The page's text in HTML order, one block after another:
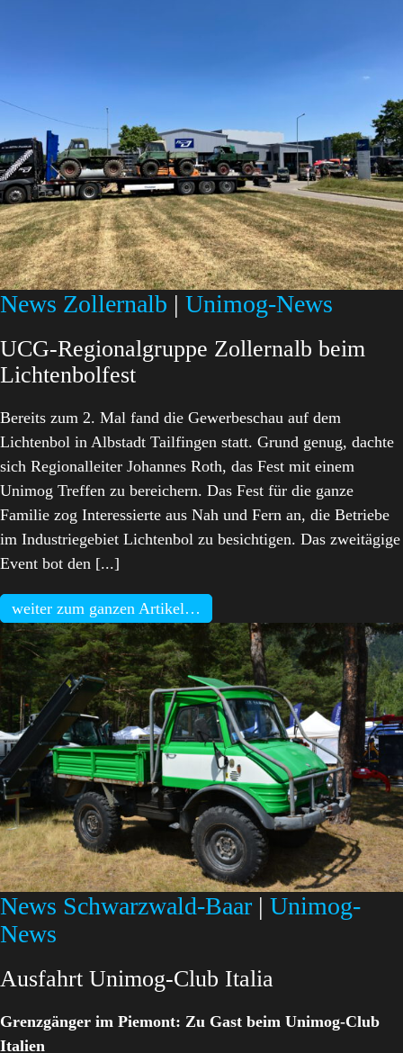
News Zollernalb | Unimog-News
UCG-Regionalgruppe Zollernalb beim
Lichtenbolfest
Bereits zum 2. Mal fand die Gewerbeschau auf dem
Lichtenbol in Albstadt Tailfingen statt. Grund genug, dachte
sich Regionalleiter Johannes Roth, das Fest mit einem
Unimog Treffen zu bereichern. Das Fest für die ganze
Familie zog Interessierte aus Nah und Fern an, die Betriebe
im Industriegebiet Lichtenbol zu besichtigen. Das zweitägige
Event bot den [...]
weiter zum ganzen Artikel…
News Schwarzwald-Baar | Unimog-
News
Ausfahrt Unimog-Club Italia
Grenzgänger im Piemont: Zu Gast beim Unimog-Club
Italien